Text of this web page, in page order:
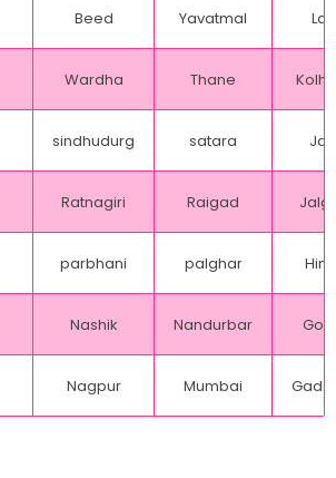
Beed Yavatmal
Wardha Thane
sindhudurg satara
Ratnagiri Raigad
parbhani palghar
Nashik Nandurbar
Nagpur Mumbai